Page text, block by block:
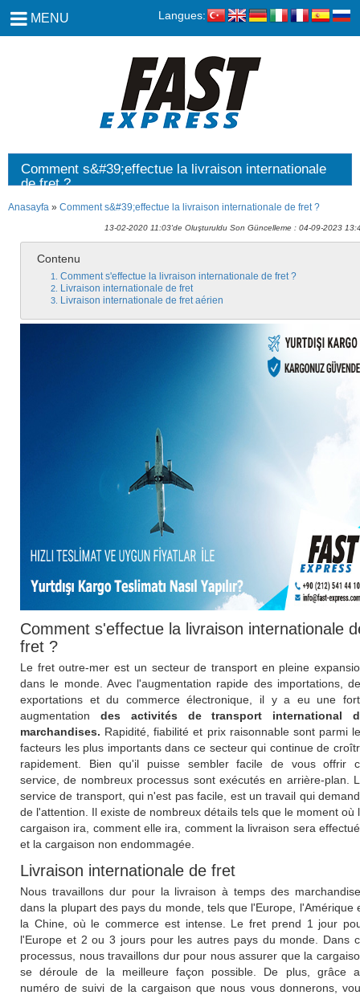
MENU Langues:
Comment s&#39;effectue la livraison internationale
de fret ?
Anasayfa » Comment s&#39;effectue la livraison internationale de fret ?
13-02-2020 11:03'de Oluşturuldu Son Güncelleme : 04-09-2023
Contenu
Comment s'effectue la livraison internationale de fret ?
Livraison internationale de fret
Livraison internationale de fret aérien
Comment s'effectue la livraison internationale
fret ?
Le fret outre-mer est un secteur de transport en pleine
dans le monde. Avec l'augmentation rapide des importations,
exportations et du commerce électronique, il y a eu une
augmentation des activités de transport international
marchandises. Rapidité, fiabilité et prix raisonnable sont parmi
facteurs les plus importants dans ce secteur qui continue de
rapidement. Bien qu'il puisse sembler facile de vous offrir
service, de nombreux processus sont exécutés en arrière-plan.
service de transport, qui n'est pas facile, est un travail qui
de l'attention. Il existe de nombreux détails tels que le moment où
cargaison ira, comment elle ira, comment la livraison sera
et la cargaison non endommagée.
Livraison internationale de fret
Nous travaillons dur pour la livraison à temps des
dans la plupart des pays du monde, tels que l'Europe, l'Amérique
la Chine, où le commerce est intense. Le fret prend 1 jour
l'Europe et 2 ou 3 jours pour les autres pays du monde. Dans
processus, nous travaillons dur pour nous assurer que la
se déroule de la meilleure façon possible. De plus, grâce
numéro de suivi de la cargaison que nous vous donnerons,